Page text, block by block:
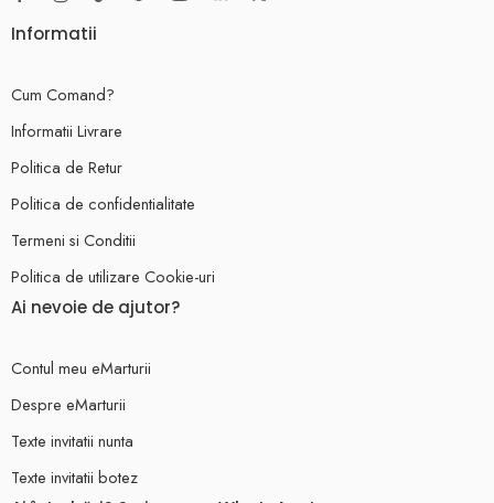
Informatii
Cum Comand?
Informatii Livrare
Politica de Retur
Politica de confidentialitate
Termeni si Conditii
Politica de utilizare Cookie-uri
Ai nevoie de ajutor?
Contul meu eMarturii
Despre eMarturii
Texte invitatii nunta
Texte invitatii botez